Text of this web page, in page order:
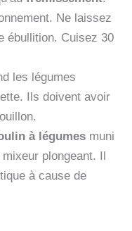
Ne laissez
ébullition. Cuisez 30
les légumes
Ils doivent avoir
à légumes muni
plongeant. Il
à cause de